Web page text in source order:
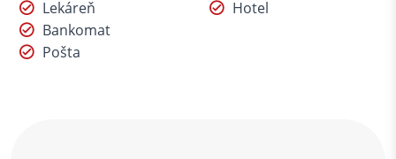
Lekáreň
Bankomat
Pošta
Hotel